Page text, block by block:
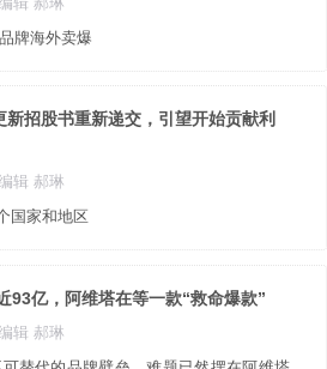
牌海外卖爆
新招股书重新递交，引望开始贡献利
编辑 郝琳
国家和地区
93亿，阿维塔在等一款“救命爆款”
编辑 郝琳